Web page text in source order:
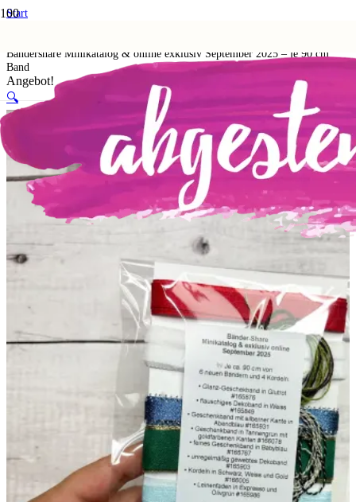
Start
Bändershare Minikatalog & online exklusiv September 2025 – je 90 cm
Band
Angebot!
🔍